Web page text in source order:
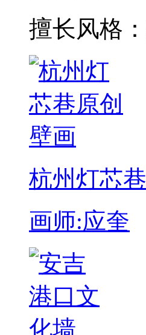
擅长风格：
杭州灯芯
画师:应奎